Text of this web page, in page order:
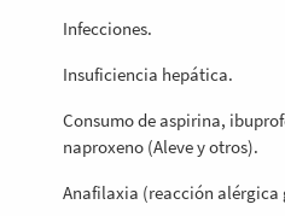
Infecciones.
Insuficiencia hepática.
Consumo de aspirina,
naproxeno (Aleve y otros).
Anafilaxia (reacción alérgica